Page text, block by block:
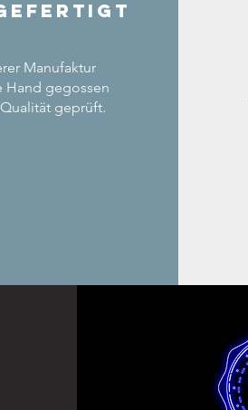
Manufaktur
Hand gegossen
geprüft.